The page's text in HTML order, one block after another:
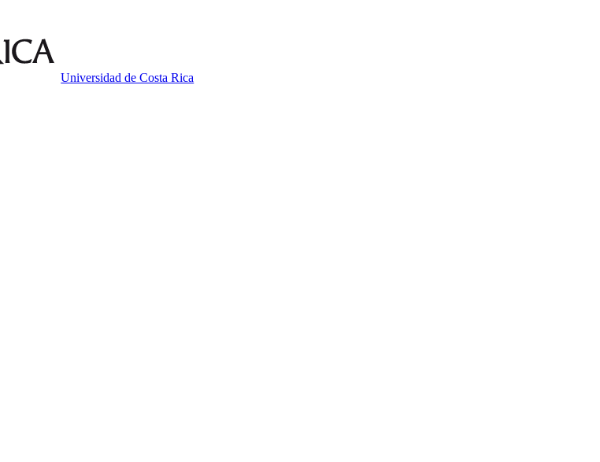
Universidad de Costa Rica